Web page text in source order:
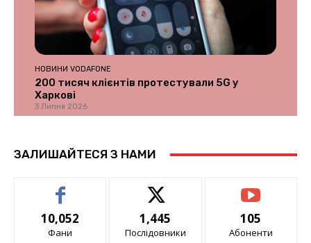
НОВИНИ VODAFONE
200 тисяч клієнтів протестували 5G у
Харкові
3 Липня 2026
ЗАЛИШАЙТЕСЯ З НАМИ
10,052
Фани
1,445
Послідовники
105
Абоненти